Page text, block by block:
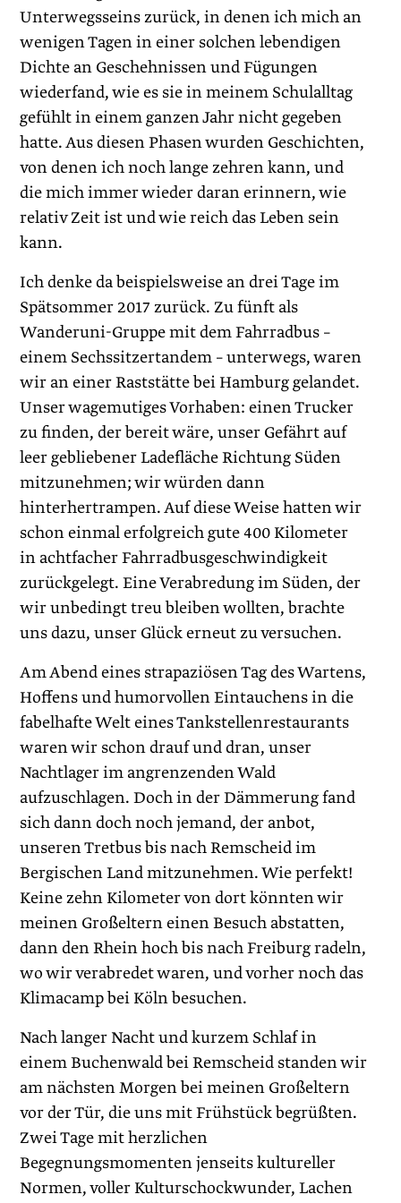
Unterwegsseins zurück, in denen ich mich an
wenigen Tagen in einer solchen lebendigen
Dichte an Geschehnissen und Fügungen
wiederfand, wie es sie in meinem Schulalltag
gefühlt in einem ganzen Jahr nicht gegeben
hatte. Aus diesen Phasen wurden Geschichten,
von denen ich noch lange zehren kann, und
die mich immer wieder daran erinnern, wie
relativ Zeit ist und wie reich das Leben sein
kann.
Ich denke da beispielsweise an drei Tage im
Spätsommer 2017 zurück. Zu fünft als
Wanderuni-Gruppe mit dem Fahrradbus –
einem Sechssitzertandem – unterwegs, waren
wir an einer Raststätte bei Hamburg gelandet.
Unser wagemutiges Vorhaben: einen Trucker
zu finden, der bereit wäre, unser Gefährt auf
leer gebliebener Ladefläche Richtung Süden
mitzunehmen; wir würden dann
hinterhertrampen. Auf diese Weise hatten wir
schon einmal erfolgreich gute 400 Kilometer
in achtfacher Fahrradbusgeschwindigkeit
zurückgelegt. Eine Verabredung im Süden, der
wir unbedingt treu bleiben wollten, brachte
uns dazu, unser Glück erneut zu versuchen.
Am Abend eines strapaziösen Tag des Wartens,
Hoffens und humorvollen Eintauchens in die
fabelhafte Welt eines Tankstellenrestaurants
waren wir schon drauf und dran, unser
Nachtlager im angrenzenden Wald
aufzuschlagen. Doch in der Dämmerung fand
sich dann doch noch jemand, der anbot,
unseren Tretbus bis nach Remscheid im
Bergischen Land mitzunehmen. Wie perfekt!
Keine zehn Kilometer von dort könnten wir
meinen Großeltern einen Besuch abstatten,
dann den Rhein hoch bis nach Freiburg radeln,
wo wir verabredet waren, und vorher noch das
Klimacamp bei Köln besuchen.
Nach langer Nacht und kurzem Schlaf in
einem Buchenwald bei Remscheid standen wir
am nächsten Morgen bei meinen Großeltern
vor der Tür, die uns mit Frühstück begrüßten.
Zwei Tage mit herzlichen
Begegnungsmomenten jenseits kultureller
Normen, voller Kulturschockwunder, Lachen